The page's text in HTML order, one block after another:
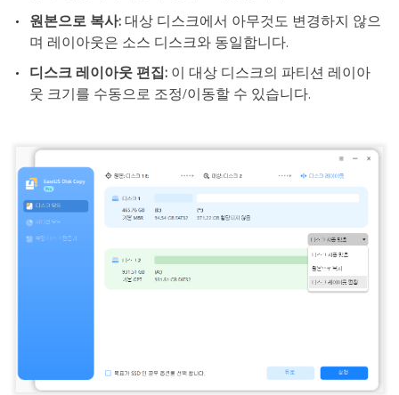
원본으로 복사:대상 디스크에서 아무것도 변경하지 않으
며 레이아웃은 소스 디스크와 동일합니다.
디스크 레이아웃 편집:이 대상 디스크의 파티션 레이아
웃 크기를 수동으로 조정/이동할 수 있습니다.